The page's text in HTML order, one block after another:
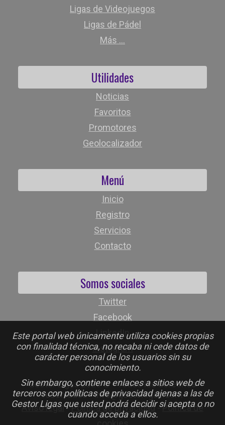
Este portal web únicamente utiliza cookies propias
con finalidad técnica, no recaba ni cede datos de
carácter personal de los usuarios sin su
conocimiento.
Sin embargo, contiene enlaces a sitios web de
terceros con políticas de privacidad ajenas a las de
Gestor Ligas que usted podrá decidir si acepta o no
cuando acceda a ellos.
Ligas de Videojuegos
Ligas de Pádel
Más ...
Utilidades
Noticias
Favoritos
Promotores
Geolocalizador
Menú
Inicio
Registro
Servicios
Contacto
Somos sociales
Twitter
Facebook
LinkedIn
Instagram
Gestor Ligas 2026 © - Todos los derechos
reservados - info@gestorligas.com
Aviso legal-Política de privacidad-Política de